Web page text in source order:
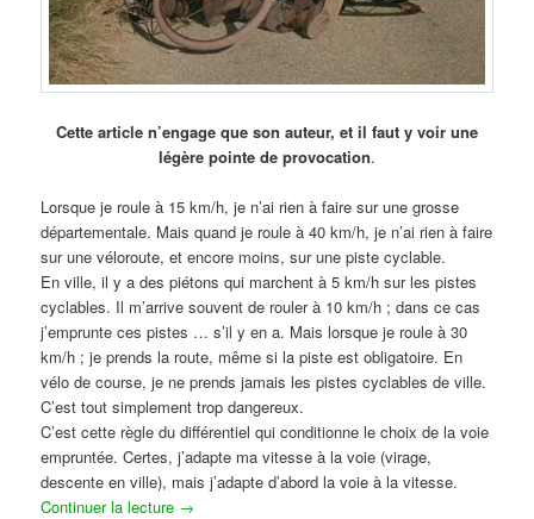
Cette article n’engage que son auteur, et il faut y voir une
légère pointe de provocation.
Lorsque je roule à 15 km/h, je n’ai rien à faire sur une grosse
départementale. Mais quand je roule à 40 km/h, je n’ai rien à faire
sur une véloroute, et encore moins, sur une piste cyclable.
En ville, il y a des piétons qui marchent à 5 km/h sur les pistes
cyclables. Il m’arrive souvent de rouler à 10 km/h ; dans ce cas
j’emprunte ces pistes … s’il y en a. Mais lorsque je roule à 30
km/h ; je prends la route, même si la piste est obligatoire. En
vélo de course, je ne prends jamais les pistes cyclables de ville.
C’est tout simplement trop dangereux.
C’est cette règle du différentiel qui conditionne le choix de la voie
empruntée. Certes, j’adapte ma vitesse à la voie (virage,
descente en ville), mais j’adapte d’abord la voie à la vitesse.
Continuer la lecture →